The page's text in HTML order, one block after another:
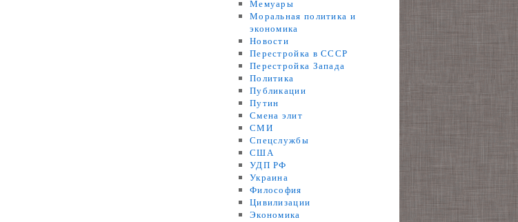
Мемуары
Моральная политика и
экономика
Новости
Перестройка в СССР
Перестройка Запада
Политика
Публикации
Путин
Смена элит
СМИ
Спецслужбы
США
УДП РФ
Украина
Философия
Цивилизации
Экономика